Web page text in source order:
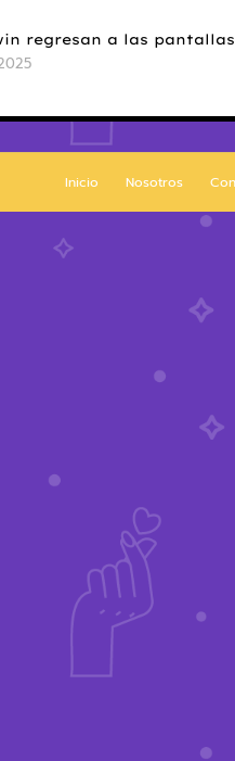
regresan a las
Inicio Nosotros